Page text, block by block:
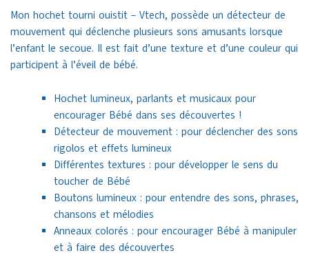
Mon hochet tourni ouistit – Vtech, possède un détecteur de
mouvement qui déclenche plusieurs sons amusants lorsque
l’enfant le secoue. Il est fait d’une texture et d’une couleur qui
participent à l’éveil de bébé.
Hochet lumineux, parlants et musicaux pour
encourager Bébé dans ses découvertes !
Détecteur de mouvement : pour déclencher des sons
rigolos et effets lumineux
Différentes textures : pour développer le sens du
toucher de Bébé
Boutons lumineux : pour entendre des sons, phrases,
chansons et mélodies
Anneaux colorés : pour encourager Bébé à manipuler
et à faire des découvertes